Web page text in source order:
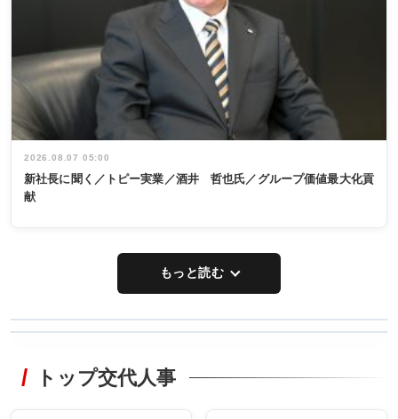
2026.08.07 05:00
新社長に聞く／トピー実業／酒井 哲也氏／グループ価値最大化貢
献
もっと読む
非鉄業界で
タックトレー
トップ交代人事